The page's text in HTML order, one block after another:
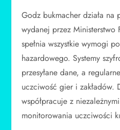
Godz bukmacher działa na
wydanej przez
spełnia wszystkie wymogi
hazardowego. Systemy
przesyłane dane, a
uczciwość gier i zakładów.
współpracuje z
monitorowania uczciwości